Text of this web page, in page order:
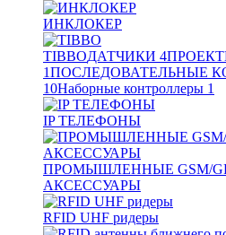
ИНКЛОКЕР
TIBBOДАТЧИКИ 4
1ПОСЛЕДОВАТЕЛЬНЫЕ
10Наборные контроллеры 1
IP ТЕЛЕФОНЫ
ПРОМЫШЛЕННЫЕ GSM/
АКСЕССУАРЫ
RFID UHF ридеры